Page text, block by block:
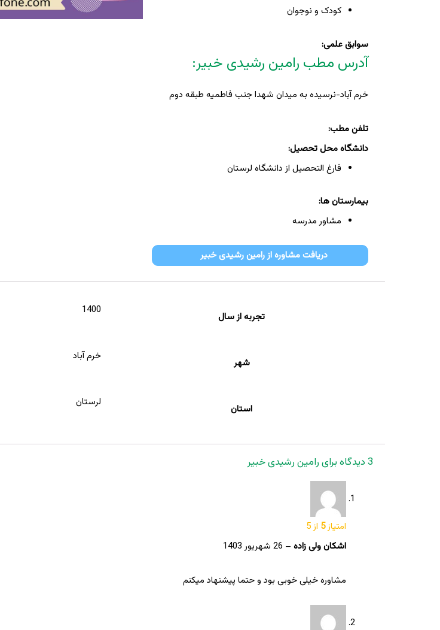
کودک و نوجوان
سوابق علمی:
آدرس مطب رامین رشیدی خبیر:
خرم آباد-نرسیده به میدان شهدا جنب فاطمیه طبقه دوم
تلفن مطب:
دانشگاه محل تحصیل:
فارغ التحصیل از دانشگاه لرستان
بیمارستان ها:
مشاور مدرسه
دریافت مشاوره از رامین رشیدی خبیر
تجربه از سال
1400
شهر
خرم آباد
استان
لرستان
3 دیدگاه برای رامین رشیدی خبیر
امتیاز5 از 5
اشکان ولی زاده – 26 شهریور 1403
مشاوره خیلی خوبی بود و حتما پیشنهاد میکنم